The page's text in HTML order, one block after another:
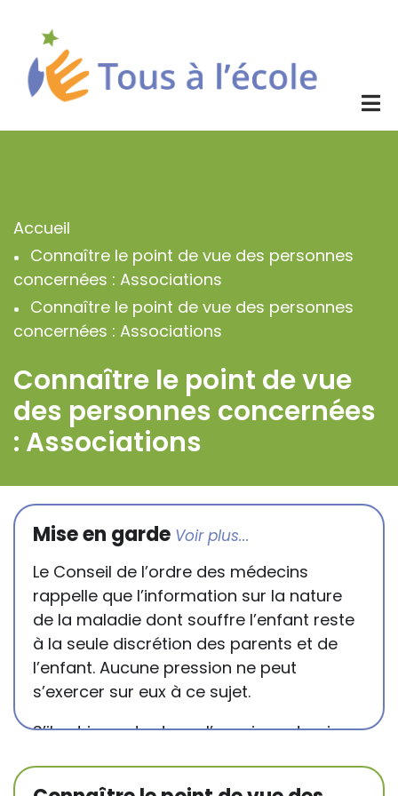
contenu
principal
Fil
d'Ariane
Accueil
Connaître le point de vue des personnes
concernées : Associations
Connaître le point de vue des personnes
concernées : Associations
Connaître le point de vue
des personnes concernées
: Associations
Mise en garde
Le Conseil de l’ordre des médecins
rappelle que l’information sur la nature
de la maladie dont souffre l’enfant reste
à la seule discrétion des parents et de
l’enfant. Aucune pression ne peut
s’exercer sur eux à ce sujet.
S’il est important que l’enseignant puisse